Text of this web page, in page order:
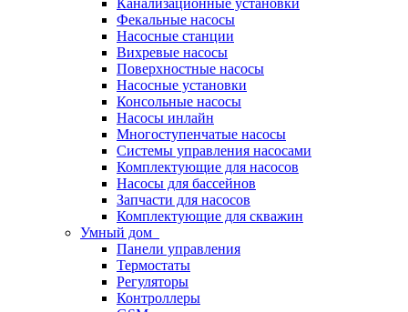
Канализационные установки
Фекальные насосы
Насосные станции
Вихревые насосы
Поверхностные насосы
Насосные установки
Консольные насосы
Насосы инлайн
Многоступенчатые насосы
Системы управления насосами
Комплектующие для насосов
Насосы для бассейнов
Запчасти для насосов
Комплектующие для скважин
Умный дом
Панели управления
Термостаты
Регуляторы
Контроллеры